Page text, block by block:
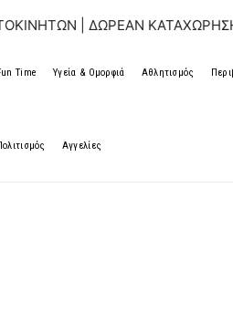
ΔΩΡΕΑΝ ΚΑΤΑΧΩΡΗΣΗ
Time Υγεία & Ομορφιά Αθλητισμός
Αγγελίες